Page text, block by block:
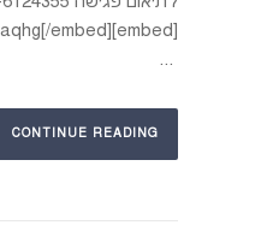
embed]
...
CONTINUE READING